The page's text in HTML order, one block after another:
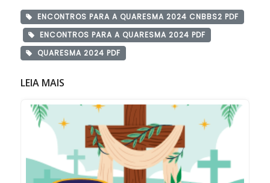
ENCONTROS PARA A QUARESMA 2024 CNBBS2 PDF
ENCONTROS PARA A QUARESMA 2024 PDF
QUARESMA 2024 PDF
LEIA MAIS